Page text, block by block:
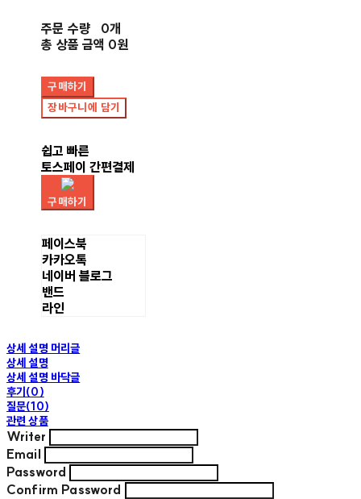
주문 수량
0개
총 상품 금액 0원
구매하기
장바구니에 담기
쉽고 빠른
토스페이 간편결제
구매하기
페이스북
카카오톡
네이버 블로그
밴드
라인
상세 설명 머리글
상세 설명
상세 설명 바닥글
후기(0)
질문(10)
관련 상품
Writer
Email
Password
Confirm Password